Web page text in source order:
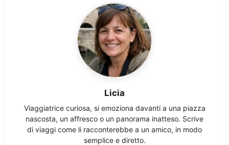
Licia
Viaggiatrice curiosa, si emoziona davanti a una piazza
nascosta, un affresco o un panorama inatteso. Scrive
di viaggi come li racconterebbe a un amico, in modo
semplice e diretto.